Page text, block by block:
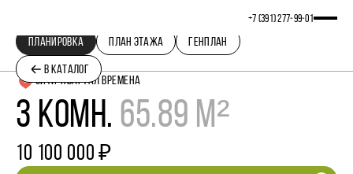
+7 (391) 277‒99‒01
В КАТАЛОГ
ПЛАНИРОВКА ПЛАН ЭТАЖА ГЕНПЛАН
СИТИ-КВАРТАЛ ВРЕМЕНА
3 КОМН. 65.89 М²
10 100 000 ₽